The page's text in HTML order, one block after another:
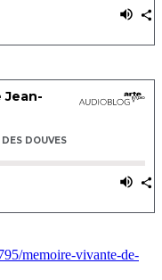
memoire-vivante-de-